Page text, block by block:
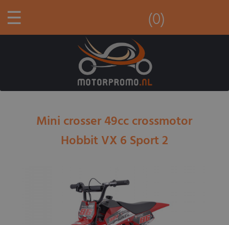
☰ (0)
Mini crosser 49cc crossmotor
Hobbit VX 6 Sport 2